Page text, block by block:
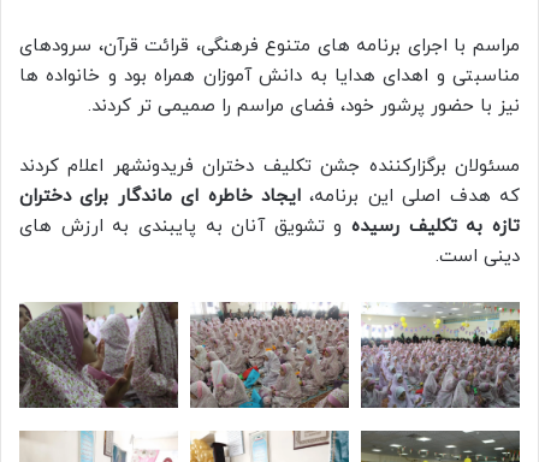
مراسم با اجرای برنامه های متنوع فرهنگی، قرائت قرآن، سرودهای
مناسبتی و اهدای هدایا به دانش آموزان همراه بود و خانواده ها
نیز با حضور پرشور خود، فضای مراسم را صمیمی تر کردند.
مسئولان برگزارکننده جشن تکلیف دختران فریدونشهر اعلام کردند
که هدف اصلی این برنامه،ایجاد خاطره ای ماندگار برای دختران
تازه به تکلیف رسیدهو تشویق آنان به پایبندی به ارزش های
دینی است.